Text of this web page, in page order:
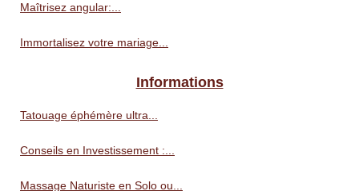
Maîtrisez angular:...
Immortalisez votre mariage...
Informations
Tatouage éphémère ultra...
Conseils en Investissement :...
Massage Naturiste en Solo ou...